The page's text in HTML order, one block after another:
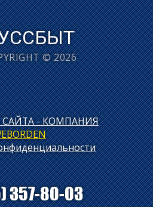
© 2026
САЙТА - КОМПАНИЯ
357-80-03